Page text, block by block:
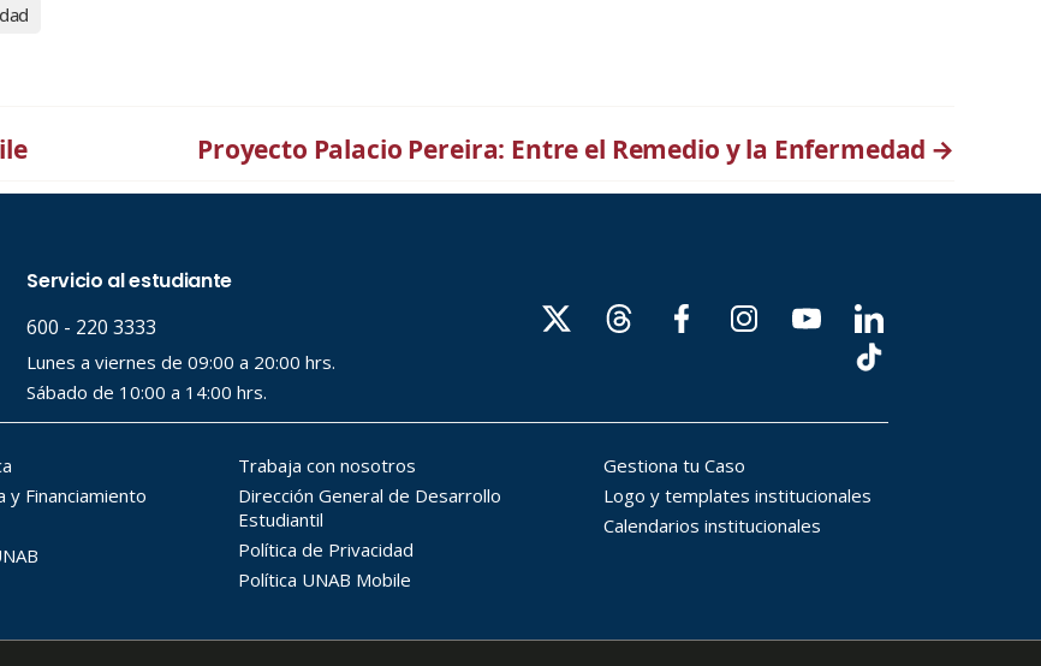
Proyecto Palacio Pereira: Entre el Remedio y la Enfermedad →